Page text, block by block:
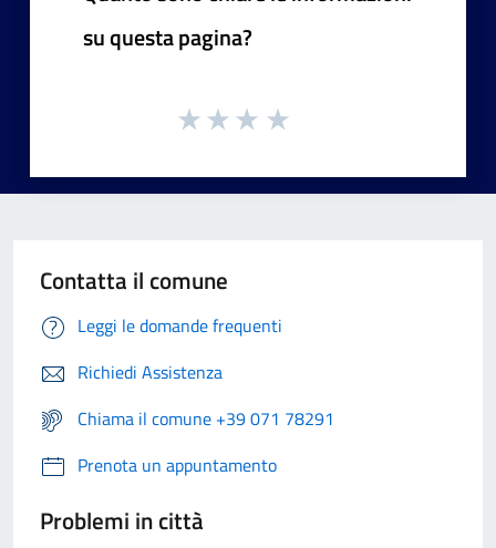
su questa pagina?
Contatta il comune
Leggi le domande frequenti
Richiedi Assistenza
Chiama il comune +39 071 78291
Prenota un appuntamento
Problemi in città